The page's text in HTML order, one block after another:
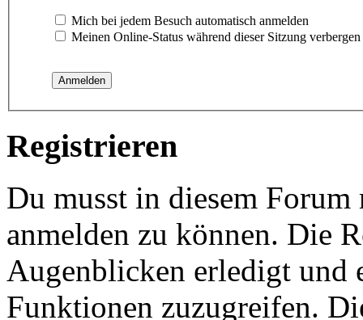
Mich bei jedem Besuch automatisch anmelden
Meinen Online-Status während dieser Sitzung verbergen
Registrieren
Du musst in diesem
anmelden zu können. Die
Augenblicken erledigt und
Funktionen zuzugreifen.